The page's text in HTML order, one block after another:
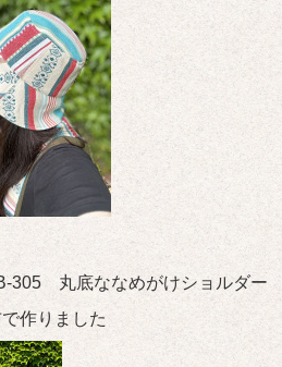
305 丸底ななめがけショルダー
作りました